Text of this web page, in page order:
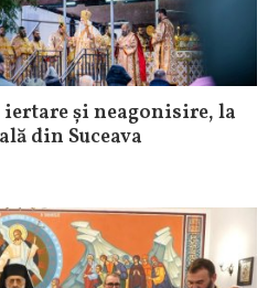
și neagonisire, la
din Suceava